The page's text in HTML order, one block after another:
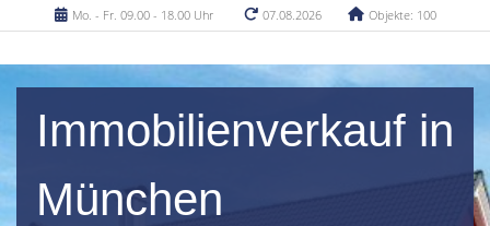
Mo. - Fr. 09.00 - 18.00 Uhr
07.08.2026 Objekte: 100
Immobilienverkauf in
München